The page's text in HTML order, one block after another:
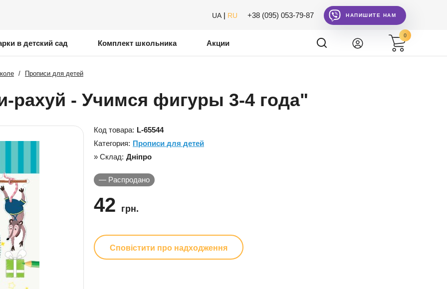
UA | RU +38 (095) 053-79-87 НАПИШИТЕ НАМ
в детский сад Комплект школьника Акции
0
/ Прописи для детей
рахуй - Учимся фигуры 3-4 года"
Код товара: L-65544
Категория: Прописи для детей
» Склад: Дніпро
— Распродано
42 грн.
Сповістити про надходження